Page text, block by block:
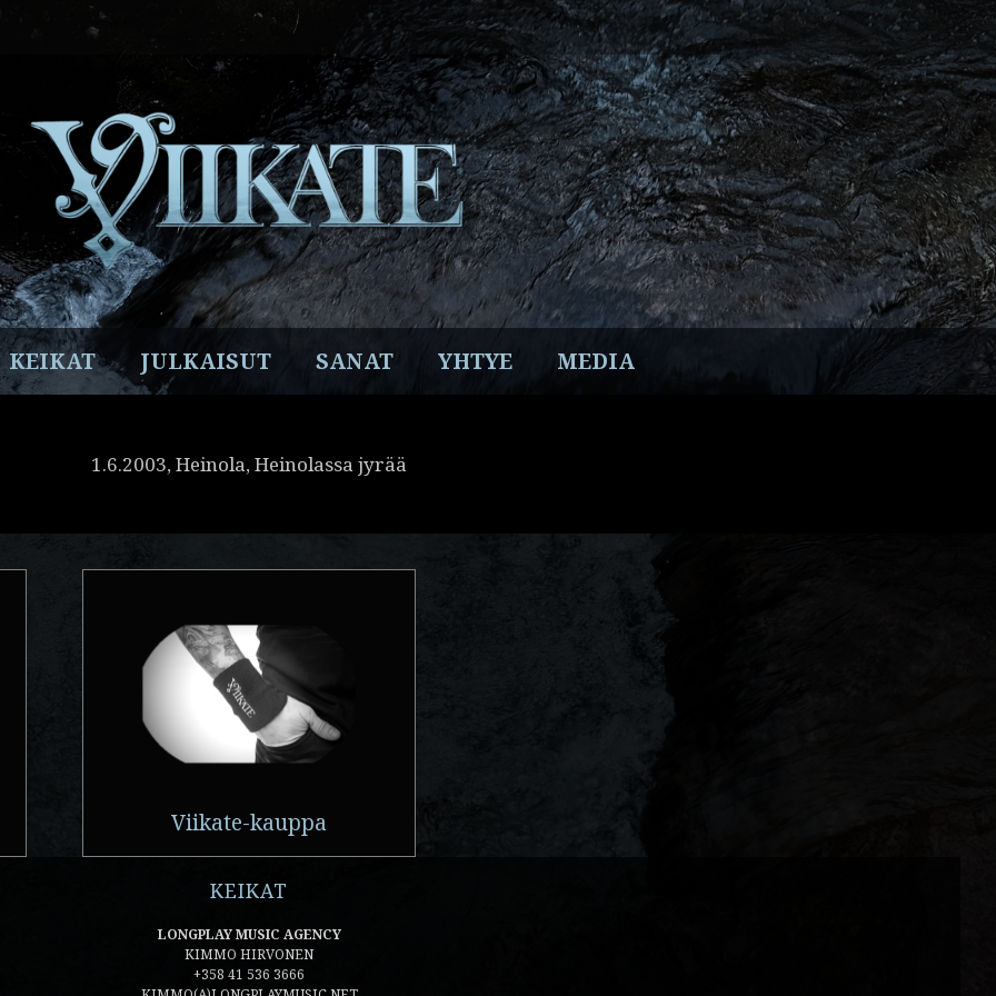
Facebook
Instagram
TwitterYouTube
Spotify
KEIKAT JULKAISUT SANAT YHTYE MEDIA
1.6.2003, Heinola, Heinolassa jyrää
Viikate-kauppa
KEIKAT
LONGPLAY MUSIC AGENCY
KIMMO HIRVONEN
+358 41 536 3666